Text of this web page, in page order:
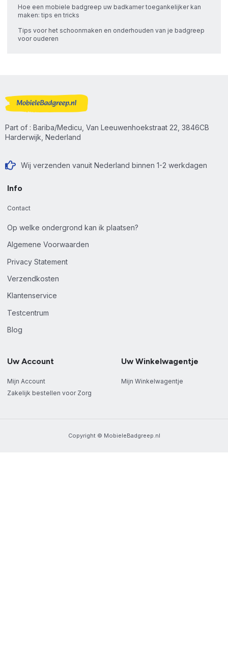
Hoe een mobiele badgreep uw badkamer toegankelijker kan
maken: tips en tricks
Tips voor het schoonmaken en onderhouden van je badgreep
voor ouderen
Part of : Bariba/Medicu, Van Leeuwenhoekstraat 22, 3846CB
Harderwijk, Nederland
Wij verzenden vanuit Nederland binnen 1-2 werkdagen
Info
Contact
Op welke ondergrond kan ik plaatsen?
Algemene Voorwaarden
Privacy Statement
Verzendkosten
Klantenservice
Testcentrum
Blog
Uw Account
Mijn Account
Zakelijk bestellen voor Zorg
Uw Winkelwagentje
Mijn Winkelwagentje
Copyright © MobieleBadgreep.nl